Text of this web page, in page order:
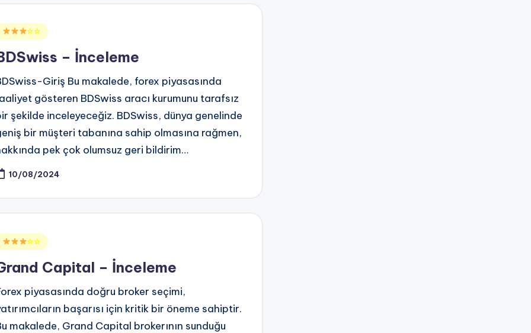
☆☆
– İnceleme
Giriş Bu makalede, forex piyasasında
gösteren BDSwiss aracı kurumunu tarafsız
şekilde inceleyeceğiz. BDSwiss, dünya genelinde
bir müşteri tabanına sahip olmasına rağmen,
pek çok olumsuz geri bildirim…
10/08/2024
☆☆
Capital – İnceleme
piyasasında doğru broker seçimi,
başarısı için kritik bir öneme sahiptir.
makalede, Grand Capital brokerının sunduğu